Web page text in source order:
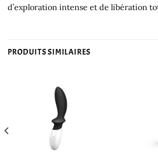
d’exploration intense et de libération
PRODUITS SIMILAIRES